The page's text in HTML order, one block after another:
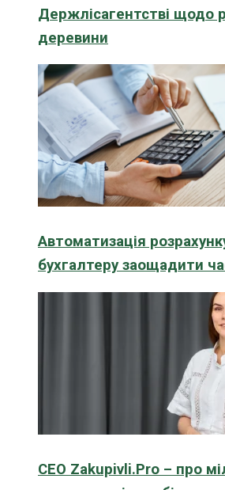
Держлісагентстві щодо
деревини
Автоматизація
бухгалтеру заощадити
CEO Zakupivli.Pro – про